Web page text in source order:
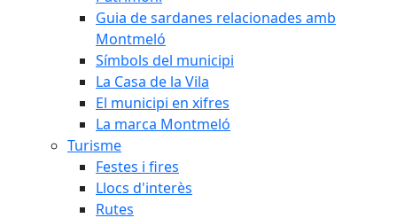
Guia de sardanes relacionades amb
Montmeló
Símbols del municipi
La Casa de la Vila
El municipi en xifres
La marca Montmeló
Turisme
Festes i fires
Llocs d'interès
Rutes